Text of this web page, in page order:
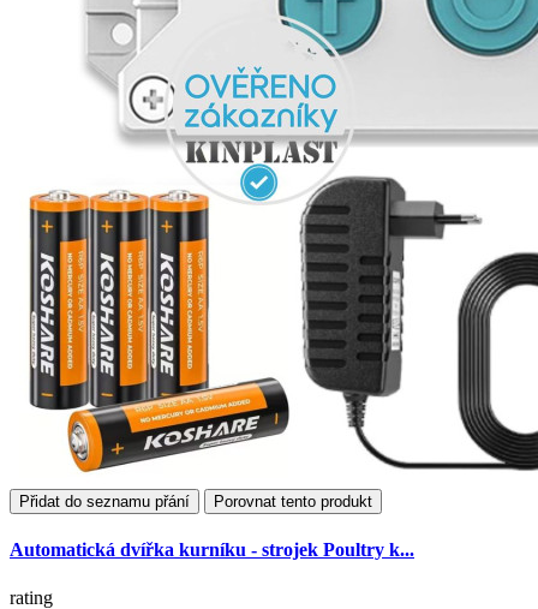
Přidat do seznamu přání Porovnat tento produkt
Automatická dvířka kurníku - strojek Poultry k...
rating